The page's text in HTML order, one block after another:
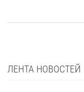
ЛЕНТА НОВОСТЕЙ